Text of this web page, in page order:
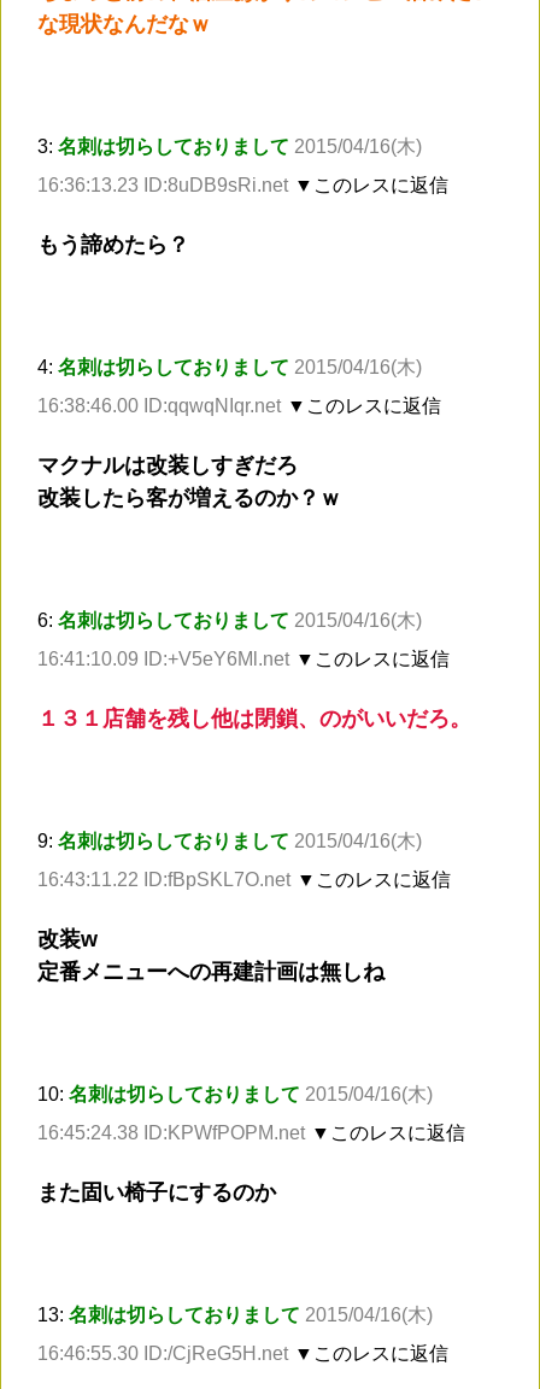
な現状なんだなｗ
3: 名刺は切らしておりまして 2015/04/16(木)
16:36:13.23 ID:8uDB9sRi.net ▼このレスに返信
もう諦めたら？
4: 名刺は切らしておりまして 2015/04/16(木)
16:38:46.00 ID:qqwqNIqr.net ▼このレスに返信
マクナルは改装しすぎだろ
改装したら客が増えるのか？ｗ
6: 名刺は切らしておりまして 2015/04/16(木)
16:41:10.09 ID:+V5eY6Ml.net ▼このレスに返信
１３１店舗を残し他は閉鎖、のがいいだろ。
9: 名刺は切らしておりまして 2015/04/16(木)
16:43:11.22 ID:fBpSKL7O.net ▼このレスに返信
改装w
定番メニューへの再建計画は無しね
10: 名刺は切らしておりまして 2015/04/16(木)
16:45:24.38 ID:KPWfPOPM.net ▼このレスに返信
また固い椅子にするのか
13: 名刺は切らしておりまして 2015/04/16(木)
16:46:55.30 ID:/CjReG5H.net ▼このレスに返信